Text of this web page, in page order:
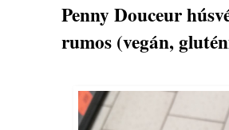
Penny Douceur
rumos (vegán,